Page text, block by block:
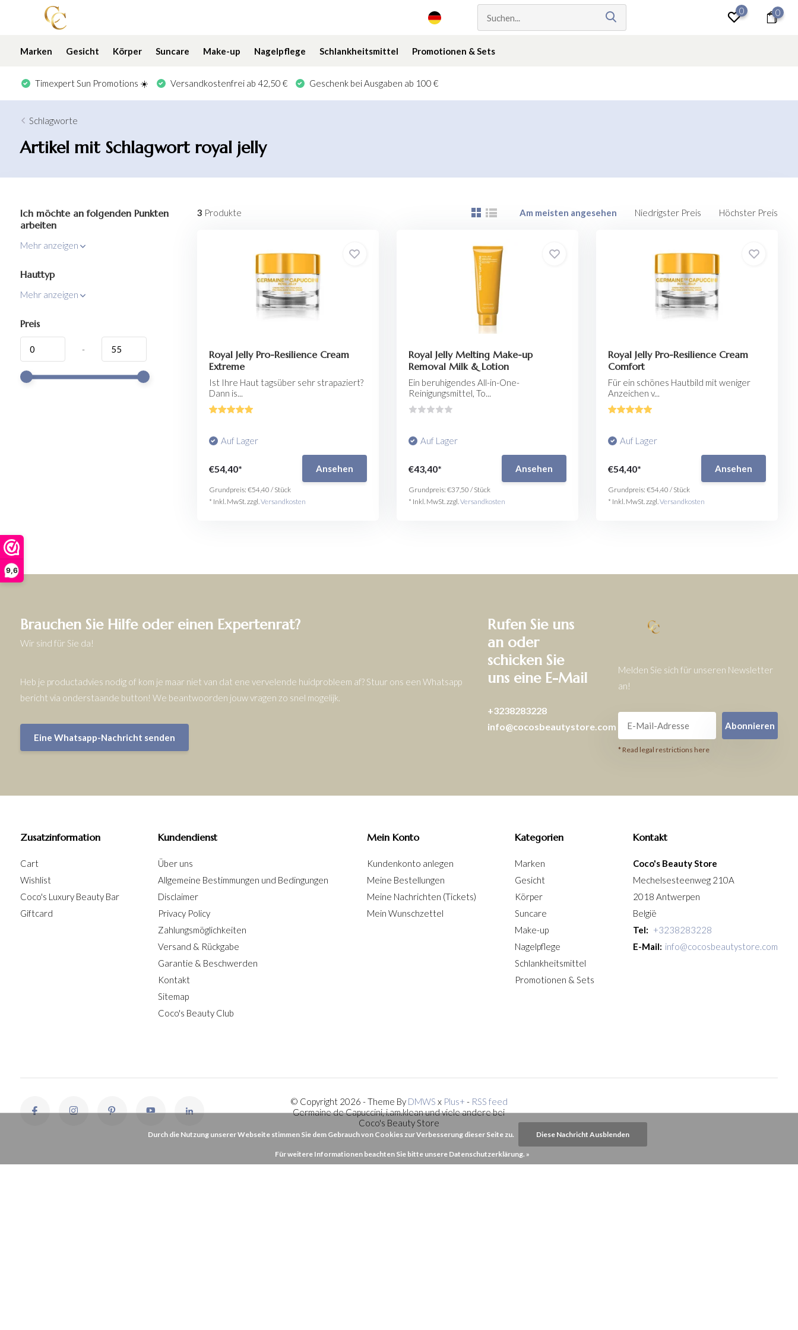
9,6
0 0
Marken Gesicht Körper Suncare Make-up Nagelpflege Schlankheitsmittel Promotionen & Sets
Timexpert Sun Promotions ☀️ Versandkostenfrei ab 42,50 € Geschenk bei Ausgaben ab 100 €
Schlagworte
Artikel mit Schlagwort royal jelly
Ich möchte an folgenden Punkten
arbeiten
Mehr anzeigen
Hauttyp
Mehr anzeigen
Preis
-
3 Produkte Am meisten angesehen Niedrigster Preis Höchster Preis
Royal Jelly Pro-Resilience Cream
Extreme
Ist Ihre Haut tagsüber sehr strapaziert?
Dann is...
Auf Lager
€54,40* Ansehen
Grundpreis: €54,40 / Stück
* Inkl. MwSt. zzgl.Versandkosten
Royal Jelly Melting Make-up
Removal Milk & Lotion
Ein beruhigendes All-in-One-
Reinigungsmittel, To...
Auf Lager
€43,40* Ansehen
Grundpreis: €37,50 / Stück
* Inkl. MwSt. zzgl.Versandkosten
Royal Jelly Pro-Resilience Cream
Comfort
Für ein schönes Hautbild mit weniger
Anzeichen v...
Auf Lager
€54,40* Ansehen
Grundpreis:€54,40 / Stück
* Inkl. MwSt. zzgl.Versandkosten
Brauchen Sie Hilfe oder einen Expertenrat?
Wir sind für Sie da!
Heb je productadvies nodig of kom je maar niet van dat ene vervelende huidprobleem af? Stuur ons een Whatsapp
bericht via onderstaande button! We beantwoorden jouw vragen zo snel mogelijk.
Eine Whatsapp-Nachricht senden
Rufen Sie uns
an oder
schicken Sie
uns eine E-Mail
+3238283228
info@cocosbeautystore.com
Melden Sie sich für unseren Newsletter
an!
Abonnieren
* Read legal restrictions here
Zusatzinformation
Cart
Wishlist
Coco's Luxury Beauty Bar
Giftcard
Kundendienst
Über uns
Allgemeine Bestimmungen und Bedingungen
Disclaimer
Privacy Policy
Zahlungsmöglichkeiten
Versand & Rückgabe
Garantie & Beschwerden
Kontakt
Sitemap
Coco's Beauty Club
Mein Konto
Kundenkonto anlegen
Meine Bestellungen
Meine Nachrichten (Tickets)
Mein Wunschzettel
Kategorien
Marken
Gesicht
Körper
Suncare
Make-up
Nagelpflege
Schlankheitsmittel
Promotionen & Sets
Kontakt
Coco's Beauty Store
Mechelsesteenweg 210A
2018 Antwerpen
België
Tel: +3238283228
E-Mail: info@cocosbeautystore.com
© Copyright 2026 - Theme By DMWS x Plus+ - RSS feed
Germaine de Capuccini, i.am.klean und viele andere bei
Coco's Beauty Store
Durch die Nutzung unserer Webseite stimmen Sie dem Gebrauch von Cookies zur Verbesserung dieser Seite zu. Diese Nachricht Ausblenden
Für weitere Informationen beachten Sie bitte unsere Datenschutzerklärung. »